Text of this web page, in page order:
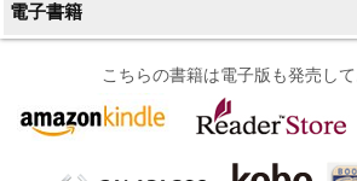
電子書籍
こちらの書籍は電子版も発売して